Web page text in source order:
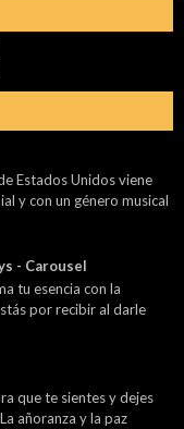
Estados Unidos viene
y con un género musical
- Carousel
tu esencia con la
por recibir al darle
que te sientes y dejes
añoranza y la paz